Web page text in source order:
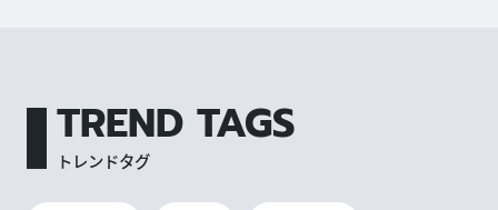
TREND TAGS
トレンドタグ